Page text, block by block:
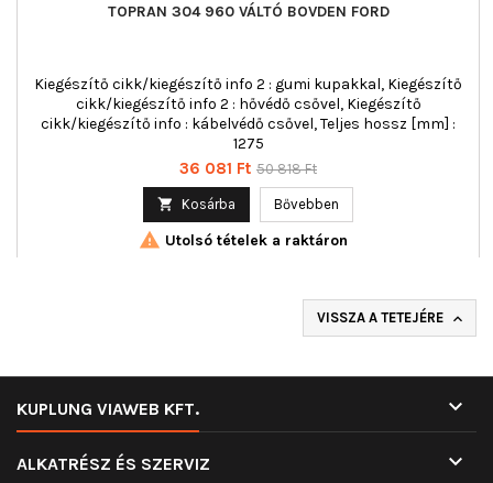
TOPRAN 304 960 VÁLTÓ BOVDEN FORD
Kiegészítő cikk/kiegészítő info 2 : gumi kupakkal, Kiegészítő
cikk/kiegészítő info 2 : hővédő csővel, Kiegészítő
cikk/kiegészítő info : kábelvédő csővel, Teljes hossz [mm] :
1275
Ár
36 081 Ft Normál
50 818 Ft
 Kosárba Bővebben
 Utolsó tételek a raktáron
VISSZA A TETEJÉRE 
KUPLUNG VIAWEB KFT. 
ALKATRÉSZ ÉS SZERVIZ 